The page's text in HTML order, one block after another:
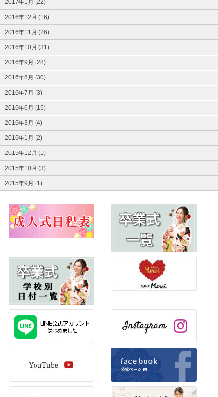
2017年1月 (22)
2016年12月 (16)
2016年11月 (26)
2016年10月 (31)
2016年9月 (28)
2016年8月 (30)
2016年7月 (3)
2016年6月 (15)
2016年3月 (4)
2016年1月 (2)
2015年12月 (1)
2015年10月 (3)
2015年9月 (1)